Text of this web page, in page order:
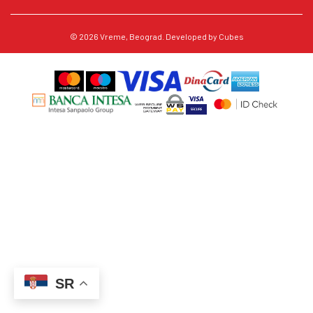
© 2026 Vreme, Beograd. Developed by Cubes
SR